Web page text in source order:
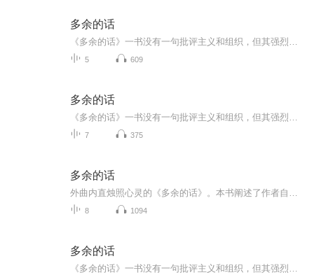
多余的话
5 609
多余的话
7 375
多余的话
8 1094
多余的话